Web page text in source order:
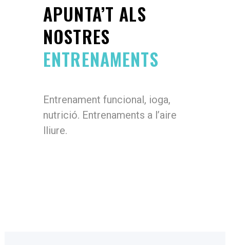
APUNTA’T ALS
NOSTRES
ENTRENAMENTS
Entrenament funcional, ioga,
nutrició. Entrenaments a l’aire
lliure.